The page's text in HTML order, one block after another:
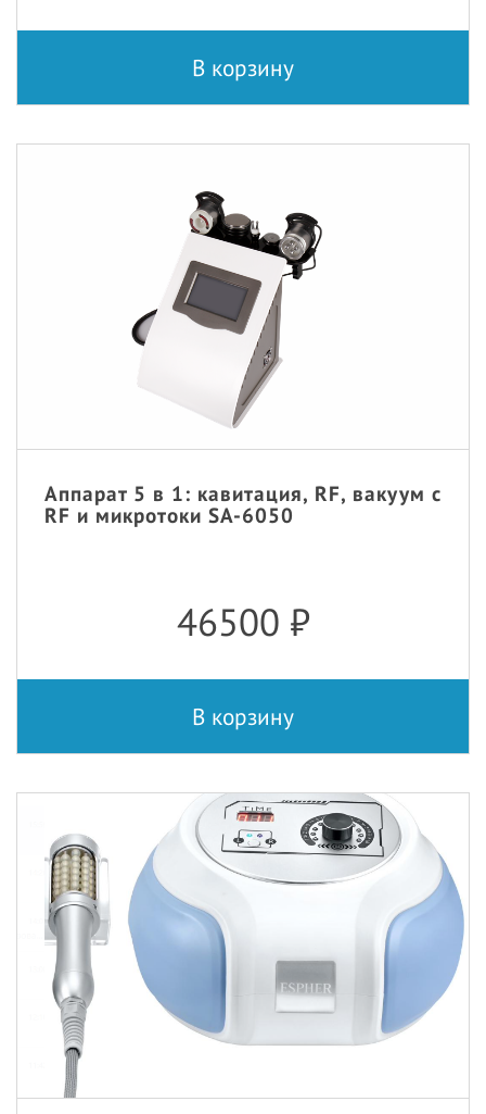
В корзину
Аппарат 5 в 1: кавитация, RF, вакуум с
RF и микротоки SA-6050
46500 ₽
В корзину